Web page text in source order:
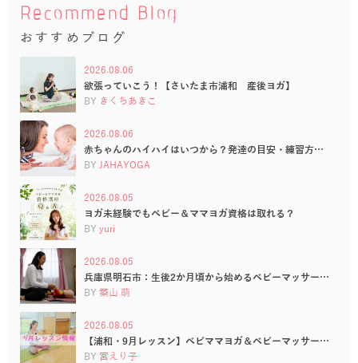
Recommend Blog
おすすめブログ
2026.08.06
欲張っていこう！【さいたま市浦和 産後ヨガ】
BY きくちあきこ
2026.08.06
赤ちゃんのハイハイはいつから？発達の目安・練習方…
BY JAHAYOGA
2026.08.05
ヨガ未経験でもベビー＆ママヨガ資格は取れる？
BY yuri
2026.08.05
兵庫県明石市：生後2か月頃から始めるベビーマッサー…
BY 築山 萌
2026.08.05
【浦和・9月レッスン】ベビママヨガ＆ベビーマッサー…
BY 宮えり子